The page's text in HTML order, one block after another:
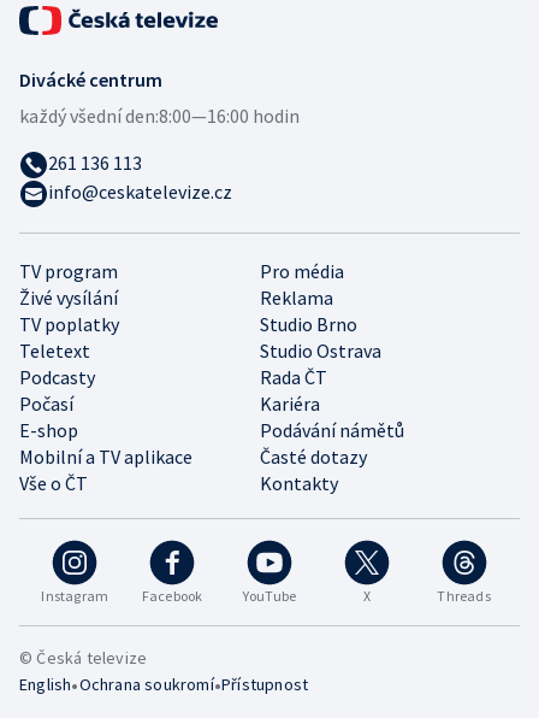
Instagram Facebook YouTube X Threads
TV program
Pro média
Živé vysílání
Reklama
TV poplatky
Studio Brno
Teletext
Studio Ostrava
Podcasty
Rada ČT
Počasí
Kariéra
E-shop
Podávání námětů
Mobilní a TV aplikace
Časté dotazy
Vše o ČT
Kontakty
Divácké centrum
každý všední den:8:00—16:00 hodin
261 136 113
info@ceskatelevize.cz
© Česká televize
English•Ochrana soukromí•Přístupnost